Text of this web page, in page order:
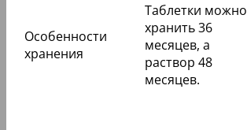
Особенности
хранения
Таблетки можно
хранить 36
месяцев, а
раствор 48
месяцев.